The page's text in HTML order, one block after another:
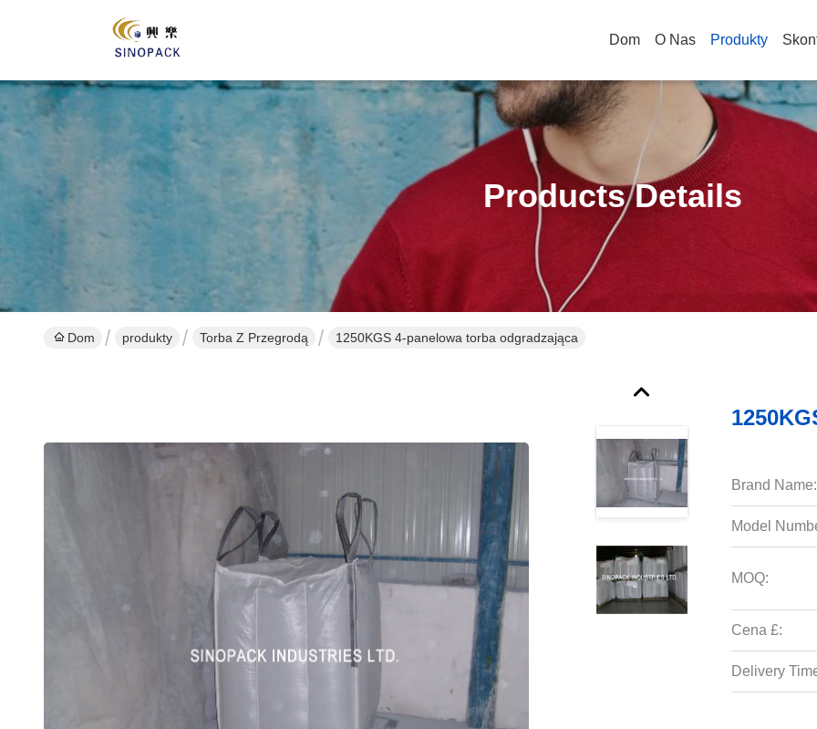
Dom O Nas Produkty
Products Details
Dom produkty Torba Z Przegrodą 1250KGS 4-panelowa torba odgradzająca
Brand Name:
Model
MOQ:
Cena £:
Delivery